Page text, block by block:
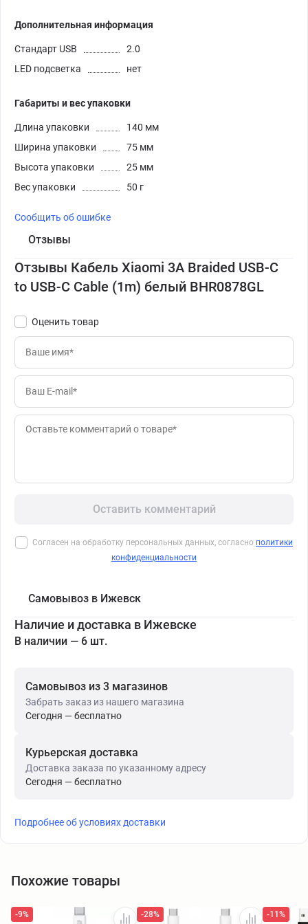
Дополнительная информация
Стандарт USB
2.0
LED подсветка
нет
Габариты и вес упаковки
Длина упаковки
140 мм
Ширина упаковки
75 мм
Высота упаковки
25 мм
Вес упаковки
50 г
Сообщить об ошибке
Отзывы
Отзывы Кабель Xiaomi 3A Braided USB-C
to USB-C Cable (1m) белый BHR0878GL
Оценить товар
Оставить комментарий
Согласен на обработку персональных данных, согласно политики
конфиденциальности
Самовывоз в Ижевск
Наличие и доставка в Ижевске
В наличии — 6 шт.
Самовывоз из 3 магазинов
Забрать заказ из нашего магазина
Сегодня — бесплатно
Курьерская доставка
Доставка заказа по указанному адресу
Сегодня — бесплатно
Подробнее об условиях доставки
Похожие товары
-9% -28% -11%